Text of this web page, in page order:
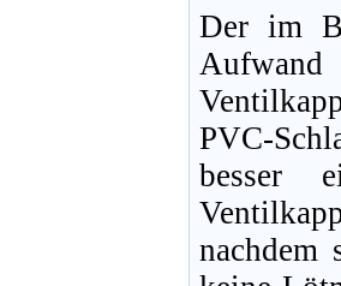
Der im
PVC-
besser
nachdem